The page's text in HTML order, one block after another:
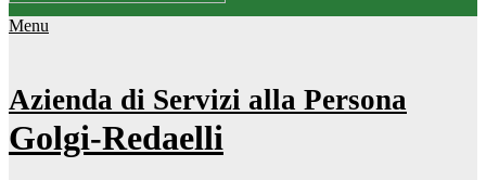
Menu
Azienda di Servizi alla Persona
Golgi-Redaelli